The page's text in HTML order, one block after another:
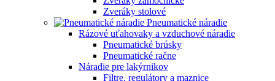
Zveráky stolové
Pneumatické náradie
Rázové uťahovaky a vzduchové náradie
Pneumatické brúsky
Pneumatické račne
Náradie pre lakýrnikov
Filtre, regulátory a maznice